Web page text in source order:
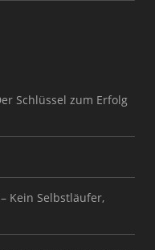
Schlüssel zum Erfolg
Kein Selbstläufer,